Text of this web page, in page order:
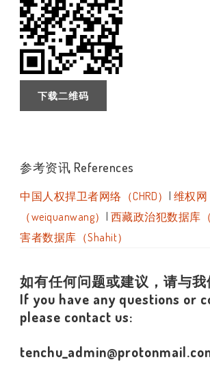
下载二维码
参考资讯 References
中国人权捍卫者网络（CHRD） | 维权网
（weiquanwang） | 西藏政治犯数据库（
害者数据库（Shahit）
如有任何问题或建议，请与我
If you have any questions or
please contact us: